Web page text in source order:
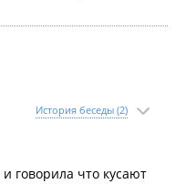
История беседы (2)
говорила что кусают